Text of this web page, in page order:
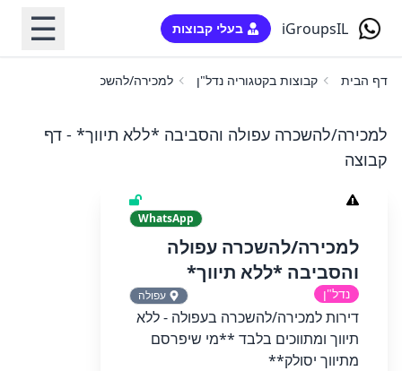
iGroupsIL בעלי קבוצות ☰
דף הבית קבוצות בקטגוריה נדל"ן למכירה/להשכרה עפולה
למכירה/להשכרה עפולה והסביבה *ללא תיווך* - דף
קבוצה
WhatsApp
למכירה/להשכרה עפולה
והסביבה *ללא תיווך*
נדל"ן עפולה
דירות למכירה/להשכרה בעפולה - ללא
תיווך ומתווכים בלבד **מי שיפרסם
מתיווך יסולק**